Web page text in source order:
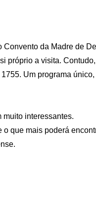
da Madre de
próprio a visita.
Um programa
muito interessantes.
que mais poderá